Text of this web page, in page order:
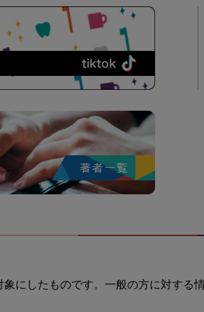
にしたものです。一般の方に対する